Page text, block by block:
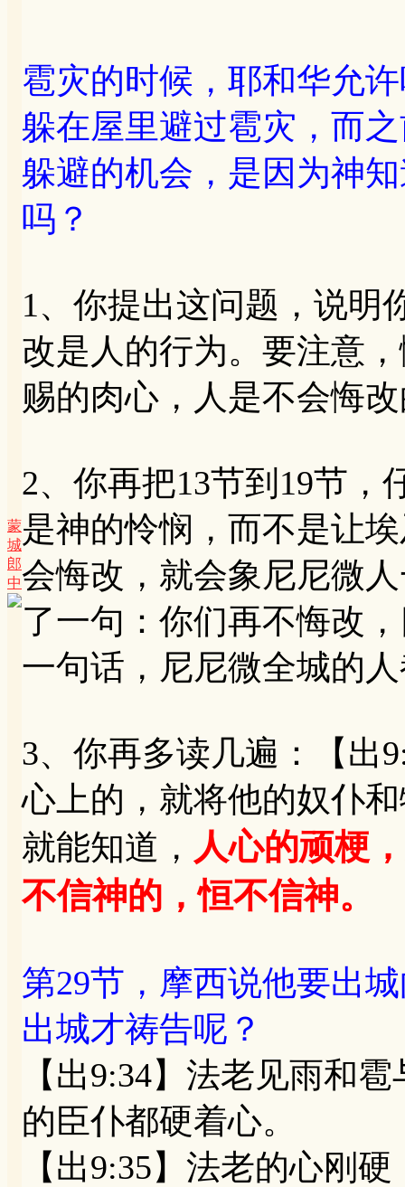
蒙
城
郎
中
雹灾的时候，耶和华允
躲在屋里避过雹灾，而
躲避的机会，是因为神
吗？
1、你提出这问题，说明
改是人的行为。要注意
赐的肉心，人是不会悔
2、你再把13节到19节，
是神的怜悯，而不是让
会悔改，就会象尼尼微
了一句：你们再不悔改
一句话，尼尼微全城的
3、你再多读几遍：【出
心上的，就将他的奴仆
就能知道， 人心的顽梗
不信神的，恒不信神。
第29节，摩西说他要出
出城才祷告呢？
【出9:34】法老见雨和
的臣仆都硬着心。
【出9:35】法老的心刚